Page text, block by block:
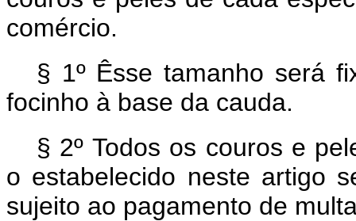
comércio.
§ 1º Êsse tamanho será
focinho à base da cauda.
§ 2º Todos os couros e
o estabelecido neste artigo
sujeito ao pagamento de